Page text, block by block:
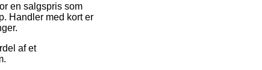
en salgspris som
Handler med kort er
af et